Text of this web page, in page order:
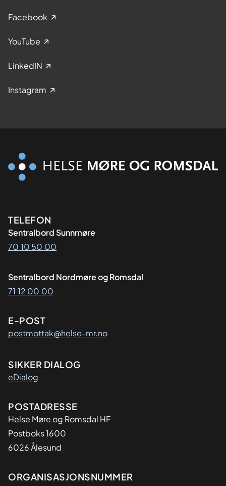
Facebook
YouTube
LinkedIN
Instagram
Kontaktinformasjon
TELEFON
Sentralbord Sunnmøre
70 10 50 00
Sentralbord Nordmøre og Romsdal
71 12 00 00
E-POST
postmottak@helse-mr.no
SIKKER DIALOG
eDialog
Adresse
POSTADRESSE
Helse Møre og Romsdal HF
Postboks 1600
6026 Ålesund
Organisasjon
ORGANISASJONSNUMMER